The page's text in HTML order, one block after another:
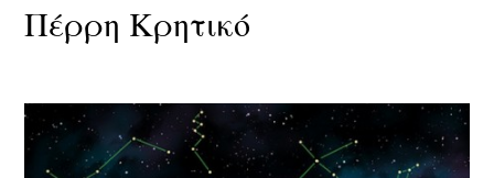
Πέρρη Κρητικό